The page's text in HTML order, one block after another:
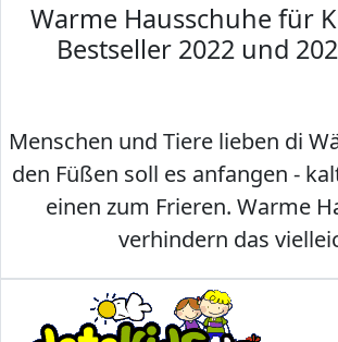
Warme Hausschuhe für
Bestseller 2022 und
Menschen und Tiere lieben di
den Füßen soll es anfangen -
einen zum Frieren. Warme
verhindern das